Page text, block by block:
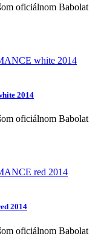
oficiálnom Babolat
2014
oficiálnom Babolat
2014
oficiálnom Babolat